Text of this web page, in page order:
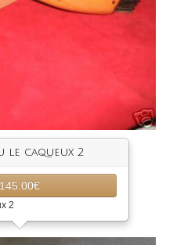
le caqueux 2
145.00€
2